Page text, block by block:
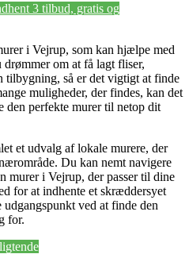
3 tilbud, gratis og
i Vejrup, som kan hjælpe med
om at få lagt fliser,
tilbygning, så er det vigtigt at finde
muligheder, der findes, kan det
perfekte murer til netop dit
et udvalg af lokale murere, der
Du kan nemt navigere
murer i Vejrup, der passer til dine
for at indhente et skræddersyet
ved at finde den
for.